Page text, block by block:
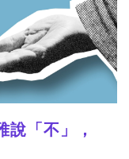
「不」，